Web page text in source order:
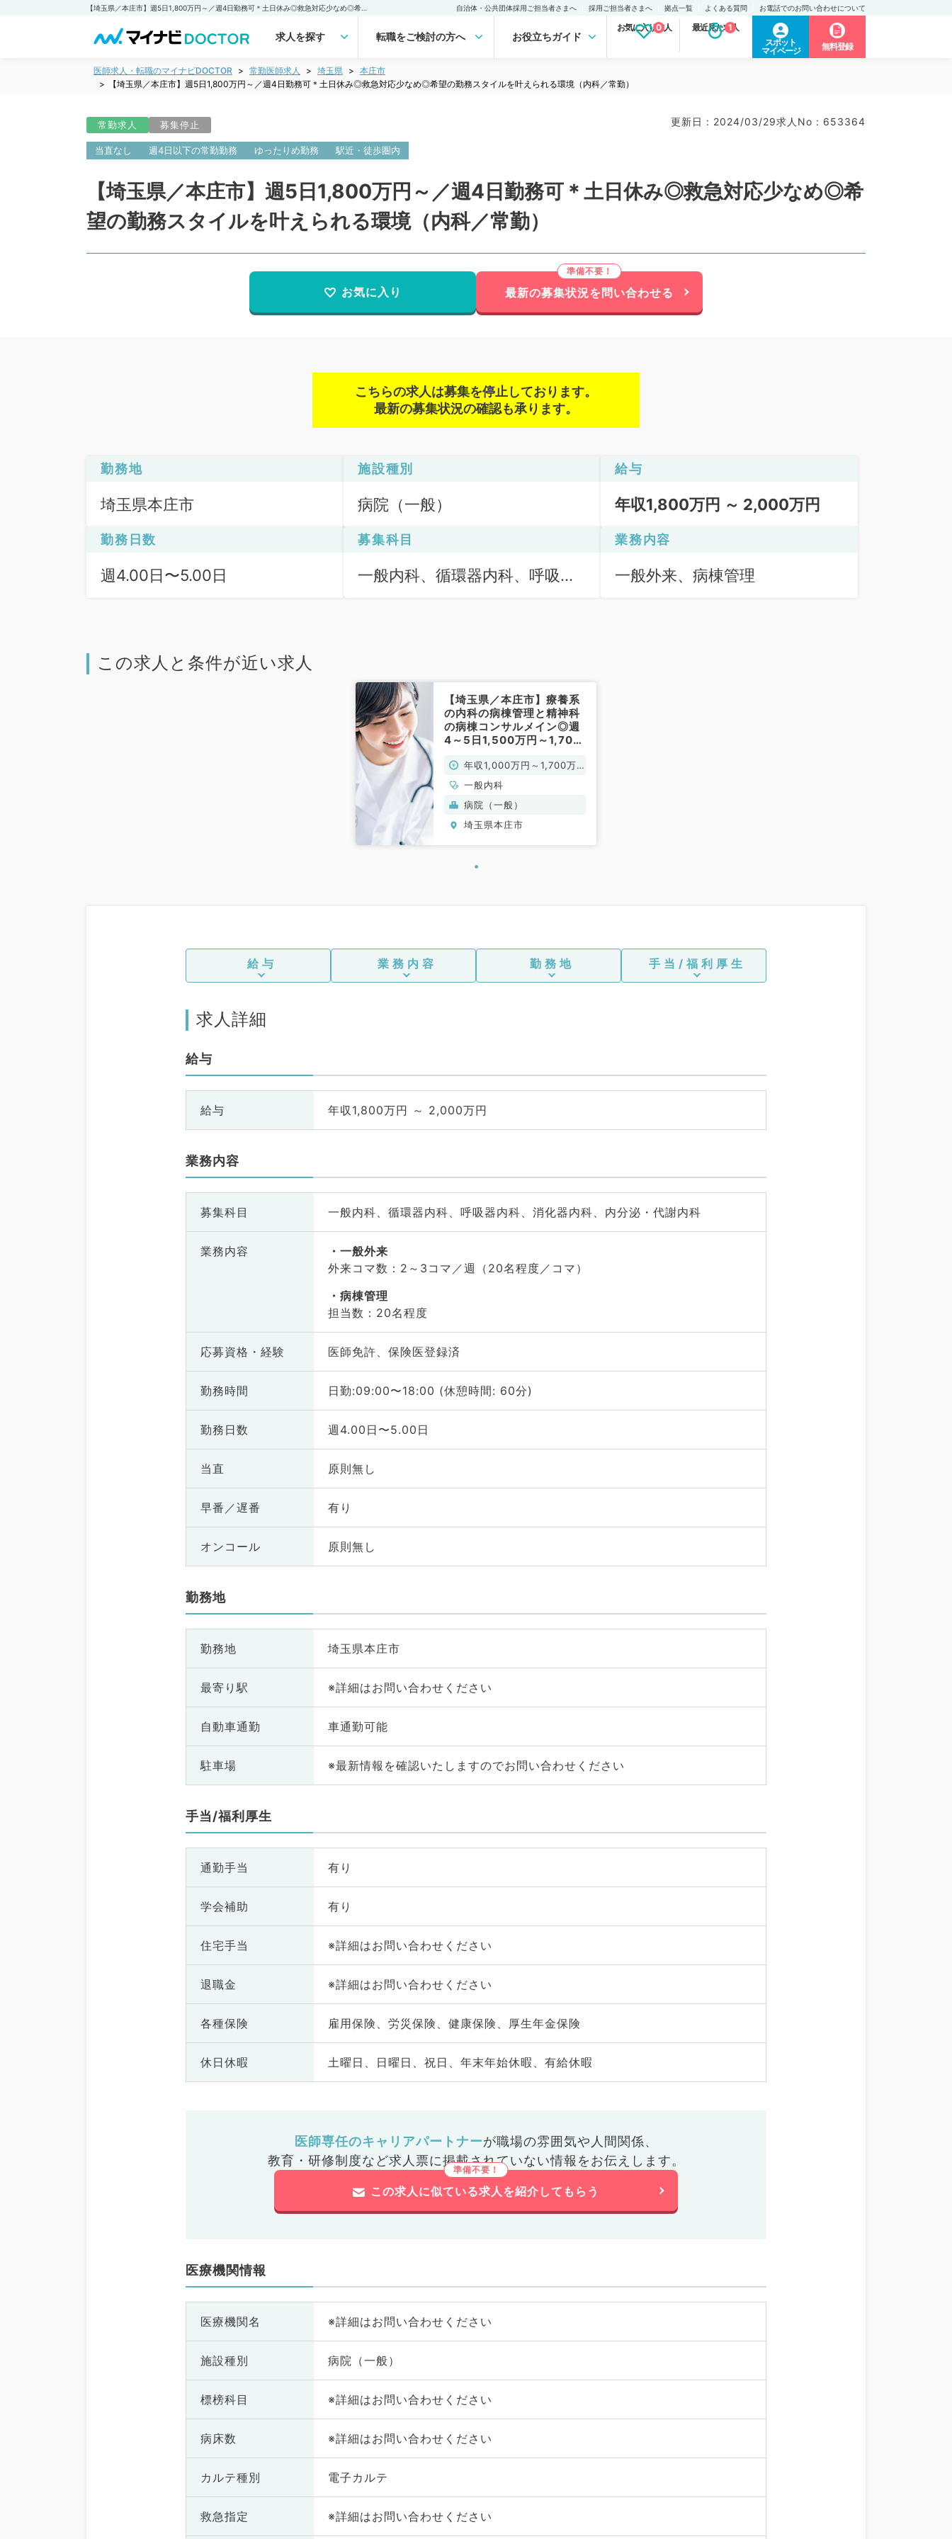
自治体・公共団体採用ご担当者さまへ 採用ご担当者さまへ 拠点一覧 よくある質問 お電話でのお問い合わせについて
求人を探す 転職をご検討の方へ お役立ちガイド
お気に入り求人
0 最近見た求人
1
スポット
マイページ
無料登録
医師求人・転職のマイナビDOCTOR 常勤医師求人 埼玉県
本庄市
【埼玉県／本庄市】週5日1,800万円～／週4日勤務可＊土日休み◎救急対応少なめ◎希望の勤務スタイルを叶えられる環境（内科／常勤）
常勤求人 募集停止 更新日 : 2024/03/29求人No : 653364
当直なし 週4日以下の常勤勤務 ゆったりめ勤務 駅近・徒歩圏内
【埼玉県／本庄市】週5日1,800万円～／週4日勤務可＊土日休み◎救急対応少なめ◎希
望の勤務スタイルを叶えられる環境（内科／常勤）
お気に入り 最新の募集状況を問い合わせる
こちらの求人は募集を停止しております。
最新の募集状況の確認も承ります。
勤務地
埼玉県本庄市
施設種別
病院（一般）
給与
年収1,800万円 ～ 2,000万円
勤務日数
週4.00日〜5.00日
募集科目
一般内科、循環器内科、呼吸器
業務内容
一般外来、病棟管理
この求人と条件が近い求人
【埼玉県／本庄市】療養系
の内科の病棟管理と精神科
の病棟コンサルメイン◎週
4～5日1,500万円～1,700
祝休み／ご経験を活かすこ
とができる環境／精神科救
急病院の求人です（一般内
科／常勤）
年収1,000万円～1,700万
一般内科
病院（一般）
埼玉県本庄市
給与 業務内容 勤務地 手当/福利厚生
求人詳細
給与
給与 年収1,800万円 ～ 2,000万円
業務内容
募集科目 一般内科、循環器内科、呼吸器内科、消化器内科、内分泌・代謝内科
業務内容
一般外来
外来コマ数：2～3コマ／週（20名程度／コマ）
病棟管理
担当数：20名程度
応募資格・ 経験 医師免許、保険医登録済
勤務時間 日勤:09:00〜18:00 (休憩時間: 60分)
勤務日数 週4.00日〜5.00日
当直 原則無し
早番／遅番 有り
オンコール 原則無し
勤務地
勤務地 埼玉県本庄市
最寄り駅 ※詳細はお問い合わせください
自動車通勤 車通勤可能
駐車場 ※最新情報を確認いたしますのでお問い合わせください
手当/福利厚生
通勤手当 有り
学会補助 有り
住宅手当 ※詳細はお問い合わせください
退職金 ※詳細はお問い合わせください
各種保険 雇用保険、労災保険、健康保険、厚生年金保険
休日休暇 土曜日、日曜日、祝日、年末年始休暇、有給休暇
医師専任のキャリアパートナーが職場の雰囲気や人間関係、
教育・研修制度など求人票に掲載されていない情報をお伝えします。
この求人に似ている求人を紹介してもらう
医療機関情報
医療機関名 ※詳細はお問い合わせください
施設種別 病院（一般）
標榜科目 ※詳細はお問い合わせください
病床数 ※詳細はお問い合わせください
カルテ種別 電子カルテ
救急指定 ※詳細はお問い合わせください